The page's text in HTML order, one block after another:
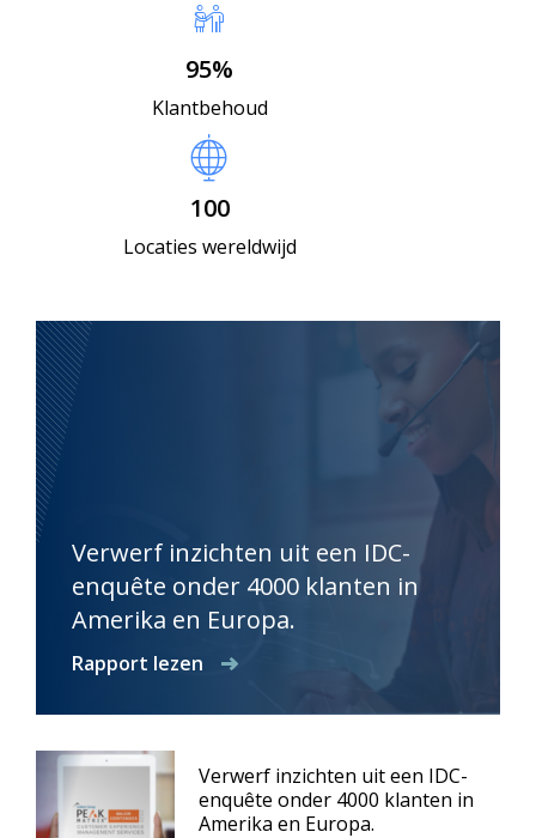
95%
Klantbehoud
100
Locaties wereldwijd
Verwerf inzichten uit een IDC-
enquête onder 4000 klanten in
Amerika en Europa.
Rapport lezen
Verwerf inzichten uit een IDC-
enquête onder 4000 klanten in
Amerika en Europa.